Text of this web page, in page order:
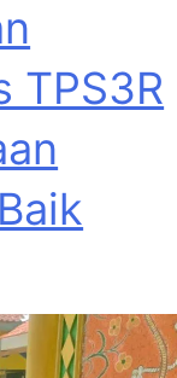
TPS3R